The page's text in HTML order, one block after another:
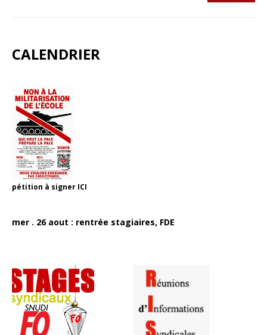
CALENDRIER
pétition à signer ICI
mer . 26 aout : rentrée stagiaires, FDE